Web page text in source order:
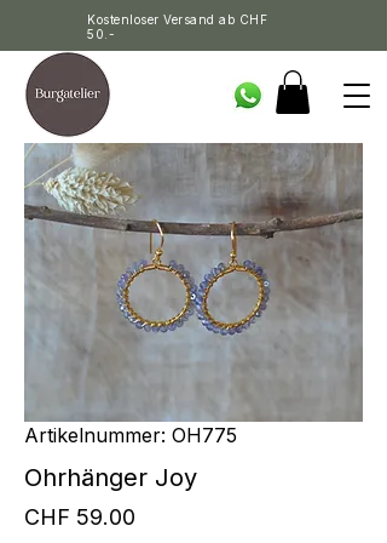
Kostenloser Versand ab CHF
50.-
Artikelnummer: OH775
Ohrhänger Joy
CHF 59.00